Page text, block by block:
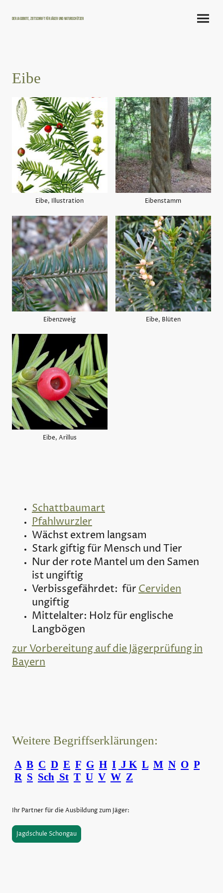
Der Jagdbote, Zeitschrift für Jäger und Naturschützer
Eibe
Eibe, Illustration Eibenstamm
Eibenzweig Eibe, Blüten
Eibe, Arillus
Schattbaumart
Pfahlwurzler
Wächst extrem langsam
Stark giftig für Mensch und Tier
Nur der rote Mantel um den Samen
ist ungiftig
Verbissgefährdet: fürCerviden
ungiftig
Mittelalter: Holz für englische
Langbögen
zur Vorbereitung auf die Jägerprüfung in
Bayern
Weitere Begriffserklärungen:
A B C D E F G H I J K L M N O P
R S Sch St T U V W Z
Ihr Partner für die Ausbildung zum Jäger:
Jagdschule Schongau